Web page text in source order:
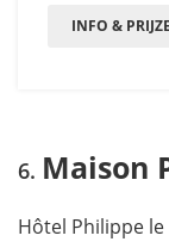
INFO &
Maison
Hôtel Philippe